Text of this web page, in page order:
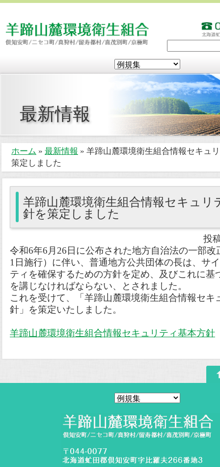
最新情報
ホーム » 最新情報 » 羊蹄山麓環境衛生組合情報セキュ
策定しました
羊蹄山麓環境衛生組合情報セキュリ
針を策定しました
投
令和6年6月26日に公布された地方自治法の一部改
1日施行）に伴い、普通地方公共団体の長は、サ
ティを確保するための方針を定め、及びこれに基
を講じなければならない、とされました。
これを受けて、「羊蹄山麓環境衛生組合情報セキ
針」を策定いたしました。
羊蹄山麓環境衛生組合情報セキュリティ基本方針